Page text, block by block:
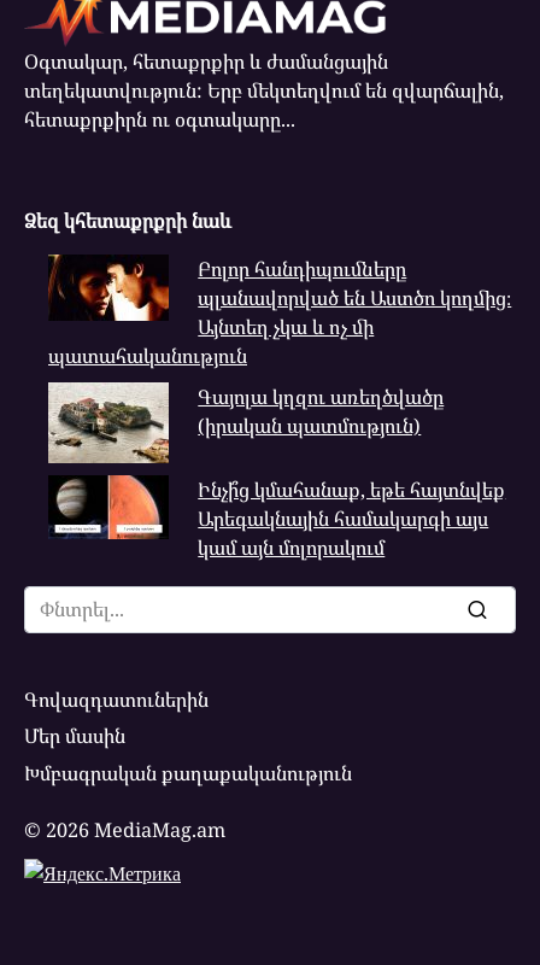
Օգտակար, հետաքրքիր և ժամանցային
տեղեկատվություն: Երբ մեկտեղվում են զվարճալին,
հետաքրքիրն ու օգտակարը...
Ձեզ կհետաքրքրի նաև
Բոլոր հանդիպումները
պլանավորված են Աստծո կողմից։
Այնտեղ չկա և ոչ մի
պատահականություն
Գայոլա կղզու առեղծվածը
(իրական պատմություն)
Ինչի՞ց կմահանաք, եթե հայտնվեք
Արեգակնային համակարգի այս
կամ այն մոլորակում
Search
for:
Գովազդատուներին
Մեր մասին
Խմբագրական քաղաքականություն
© 2026 MediaMag.am